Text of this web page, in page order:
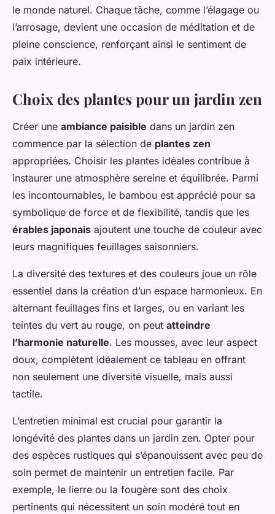
le monde naturel. Chaque tâche, comme l’élagage ou
l’arrosage, devient une occasion de méditation et de
pleine conscience, renforçant ainsi le sentiment de
paix intérieure.
Choix des plantes pour un jardin zen
Créer une ambiance paisible dans un jardin zen
commence par la sélection de plantes zen
appropriées. Choisir les plantes idéales contribue à
instaurer une atmosphère sereine et équilibrée. Parmi
les incontournables, le bambou est apprécié pour sa
symbolique de force et de flexibilité, tandis que les
érables japonais ajoutent une touche de couleur avec
leurs magnifiques feuillages saisonniers.
La diversité des textures et des couleurs joue un rôle
essentiel dans la création d’un espace harmonieux. En
alternant feuillages fins et larges, ou en variant les
teintes du vert au rouge, on peut atteindre
l’harmonie naturelle. Les mousses, avec leur aspect
doux, complètent idéalement ce tableau en offrant
non seulement une diversité visuelle, mais aussi
tactile.
L’entretien minimal est crucial pour garantir la
longévité des plantes dans un jardin zen. Opter pour
des espèces rustiques qui s’épanouissent avec peu de
soin permet de maintenir un entretien facile. Par
exemple, le lierre ou la fougère sont des choix
pertinents qui nécessitent un soin modéré tout en